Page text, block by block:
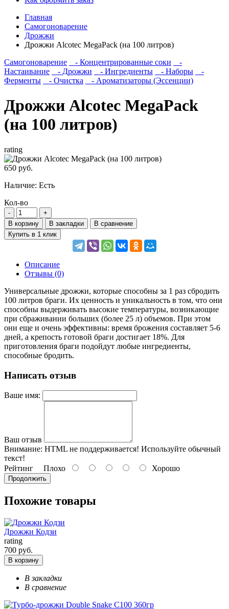
Главная
Самогоноварение
Дрожжи
Дрожжи Alcotec MegaPack (на 100 литров)
Самогоноварение
- Концентрированные соки
-
Настаивание
- Дрожжи - Ингредиенты - Наборы
-
Ферменты
- Очистка - Ароматизаторы (Эссенции)
Дрожжи Alcotec MegaPack
(на 100 литров)
rating
650 руб.
Наличие: Есть
Кол-во
В корзину В закладки
В сравнение
Купить в 1 клик
Описание
Отзывы (0)
Универсальные дрожжи, которые способны за 1 раз сбродить
100 литров браги. Их ценность и уникальность в том, что они
способны выдерживать высокие температуры, возникающие
при сбраживании больших (более 25 л) объемов. При этом
они еще и очень эффективны: время брожения составляет 5-6
дней, а крепость готовой браги достигает 18%. Для
приготовления браги подойдут любые ингредиенты,
способные бродить.
Написать отзыв
Ваше имя:
Ваш отзыв
Внимание: HTML не поддерживается! Используйте обычный
текст!
Рейтинг Плохо Хорошо
Продолжить
Похожие товары
Дрожжи Кодзи
rating
700 руб.
В корзину
В закладки
В сравнение